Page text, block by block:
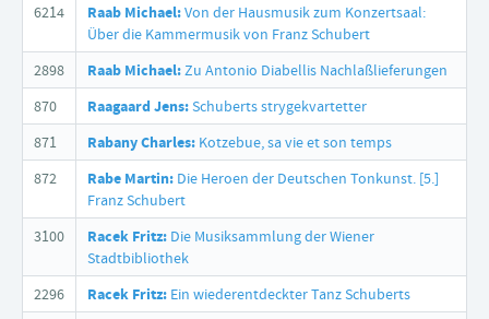
6214
Raab Michael:Von der Hausmusik zum Konzertsaal:
Über die Kammermusik von Franz Schubert
2898
Raab Michael:Zu Antonio Diabellis Nachlaßlieferungen
870
Raagaard Jens:Schuberts strygekvartetter
871
Rabany Charles: Kotzebue, sa vie et son temps
872
Rabe Martin: Die Heroen der Deutschen Tonkunst. [5.]
Franz Schubert
3100
Racek Fritz: Die Musiksammlung der Wiener
Stadtbibliothek
2296
Racek Fritz: Ein wiederentdeckter Tanz Schuberts